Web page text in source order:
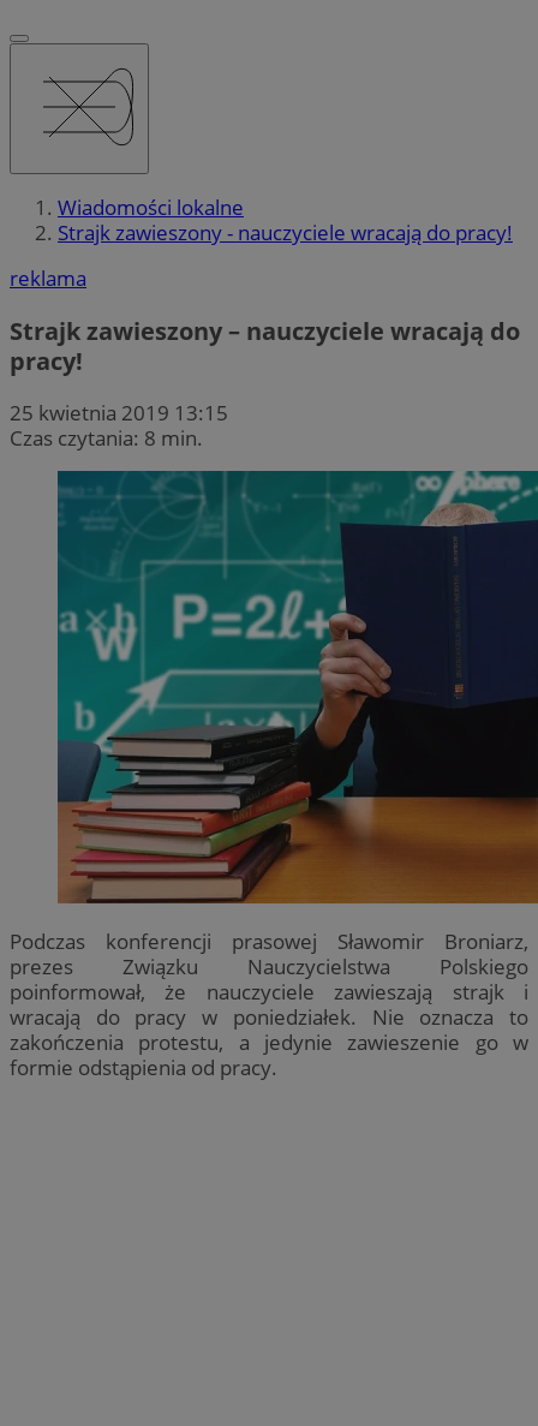
Wiadomości lokalne
Strajk zawieszony - nauczyciele wracają do pracy!
reklama
Strajk zawieszony – nauczyciele wracają do
pracy!
25 kwietnia 2019 13:15
Czas czytania: 8 min.
Podczas konferencji prasowej Sławomir Broniarz,
prezes Związku Nauczycielstwa Polskiego
poinformował, że nauczyciele zawieszają strajk i
wracają do pracy w poniedziałek. Nie oznacza to
zakończenia protestu, a jedynie zawieszenie go w
formie odstąpienia od pracy.